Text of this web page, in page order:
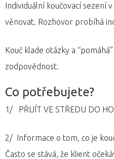
Individuální koučovací sezení
věnovat. Rozhovor probíhá
Kouč klade otázky a
zodpovědnost.
Co potřebujete?
1/ PŘIJÍT VE STŘEDU DO
2/ Informace o tom, co je
Často se stává, že klient